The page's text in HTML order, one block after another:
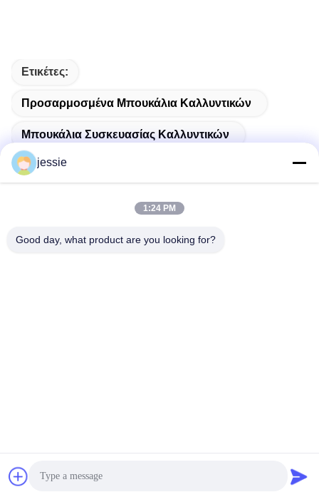
Ετικέτες:
Προσαρμοσμένα Μπουκάλια Καλλυντικών
Μπουκάλια Συσκευασίας Καλλυντικών
Κενό Μπουκάλι Καλλυντικών
jessie
1:24 PM
Good day, what product are you looking for?